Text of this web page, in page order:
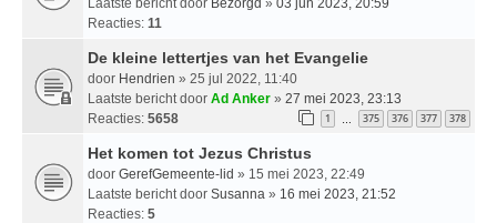
Reacties: 11
De kleine lettertjes van het Evangelie
door Hendrien » 25 jul 2022, 11:40
Laatste bericht door Ad Anker » 27 mei 2023, 23:13
Reacties: 5658 1 … 375 376 377 378
Het komen tot Jezus Christus
door GerefGemeente-lid » 15 mei 2023, 22:49
Laatste bericht door Susanna » 16 mei 2023, 21:52
Reacties: 5